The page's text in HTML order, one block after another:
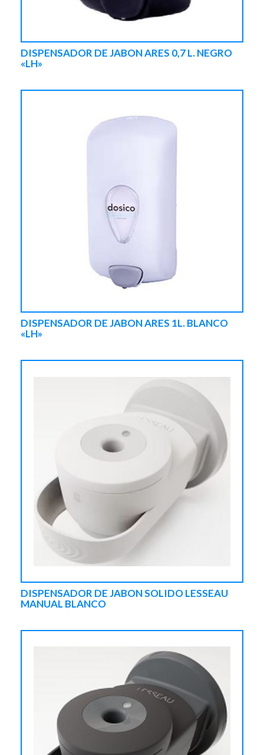
DISPENSADOR DE JABON ARES 0,7 L. NEGRO
«LH»
DISPENSADOR DE JABON ARES 1L. BLANCO
«LH»
DISPENSADOR DE JABON SOLIDO LESSEAU
MANUAL BLANCO